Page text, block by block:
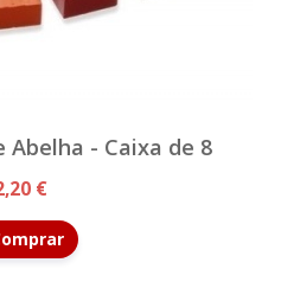
Abelha - Caixa de 8
€